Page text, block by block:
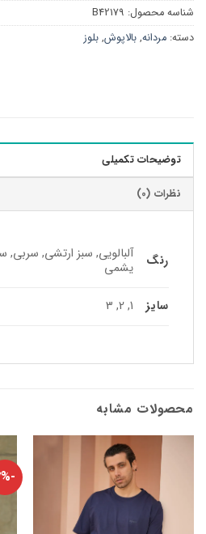
شناسه محصول: B42179
دسته: مردانه, بالاپوش, بلوز
توضیحات تکمیلی
نظرات (0)
رنگ آلبالویی, سبز ارتشی,
یشمی
سایز 1, 2, 3
محصولات مشابه
-7%